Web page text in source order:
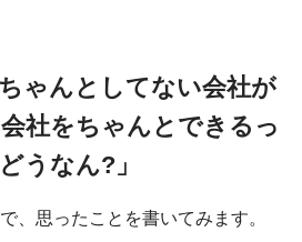
ゃんとしてない会社が
社をちゃんとできるっ
うなん?」
、思ったことを書いてみます。